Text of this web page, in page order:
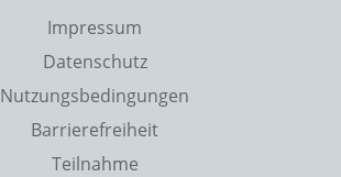
Impressum
Datenschutz
Nutzungsbedingungen
Barrierefreiheit
Teilnahme